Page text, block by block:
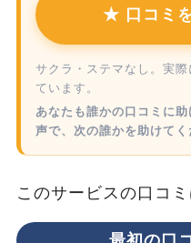
★ 口コミを
サクラ・ステマなし。実
ています。
あなたも誰かの口コミに
声で、次の誰かを助けてく
このサービスの口コ